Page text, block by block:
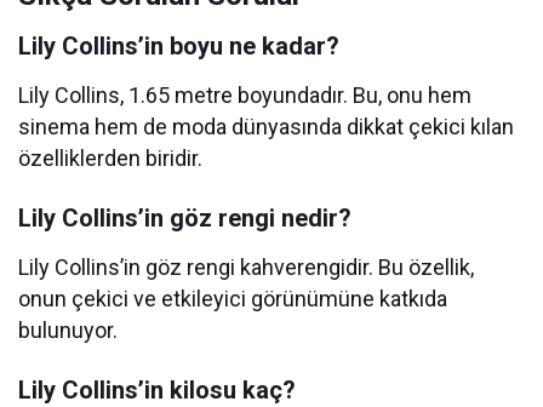
Lily Collins’in boyu ne kadar?
Lily Collins, 1.65 metre boyundadır. Bu, onu hem
sinema hem de moda dünyasında dikkat çekici kılan
özelliklerden biridir.
Lily Collins’in göz rengi nedir?
Lily Collins’in göz rengi kahverengidir. Bu özellik,
onun çekici ve etkileyici görünümüne katkıda
bulunuyor.
Lily Collins’in kilosu kaç?